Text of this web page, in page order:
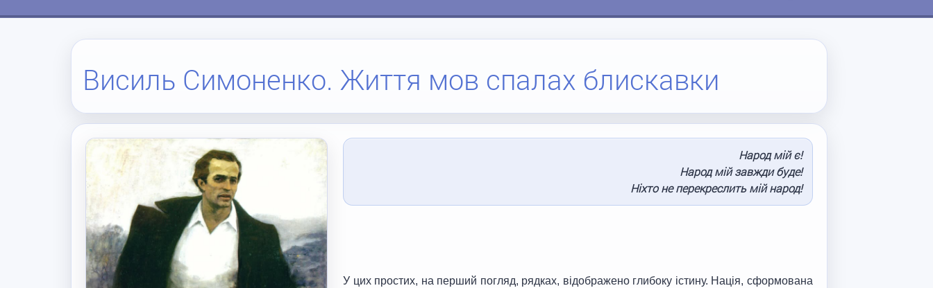
Висиль Симоненко. Життя мов спалах блискавки
Народ мій є!
Народ мій завжди буде!
Ніхто не перекреслить мій народ!
У цих простих, на перший погляд, рядках, відображено глибоку істину. Нація, сформована